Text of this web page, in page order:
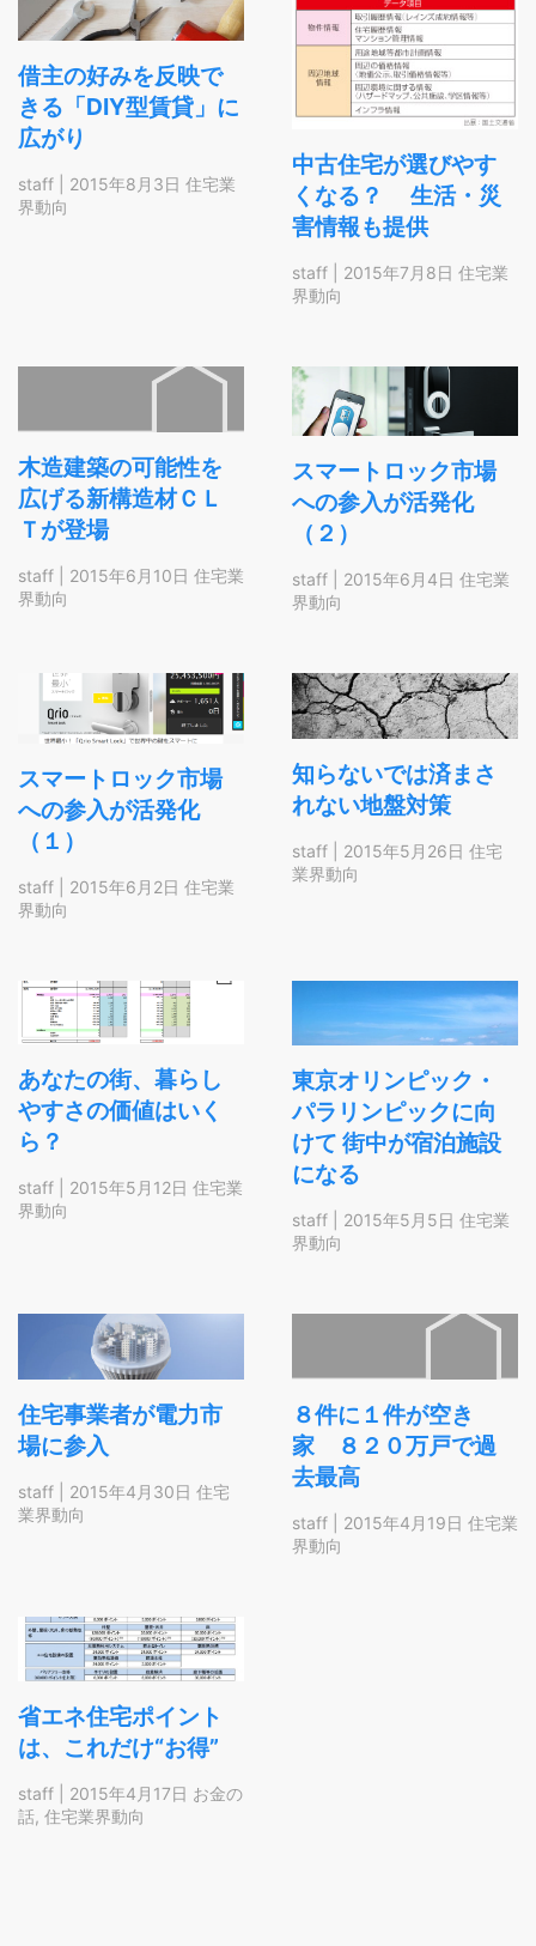
借主の好みを反映で
きる「DIY型賃貸」に
広がり
staff 2015年8月3日 住宅業
界動向
中古住宅が選びやす
くなる？ 生活・災
害情報も提供
staff 2015年7月8日 住宅業
界動向
木造建築の可能性を
広げる新構造材ＣＬ
Ｔが登場
staff 2015年6月10日 住宅業
界動向
スマートロック市場
への参入が活発化
（２）
staff 2015年6月4日 住宅業
界動向
スマートロック市場
への参入が活発化
（１）
staff 2015年6月2日 住宅業
界動向
知らないでは済まさ
れない地盤対策
staff 2015年5月26日 住宅
業界動向
あなたの街、暮らし
やすさの価値はいく
ら？
staff 2015年5月12日 住宅業
界動向
東京オリンピック・
パラリンピックに向
けて 街中が宿泊施設
になる
staff 2015年5月5日 住宅業
界動向
住宅事業者が電力市
場に参入
staff 2015年4月30日 住宅
業界動向
８件に１件が空き
家 ８２０万戸で過
去最高
staff 2015年4月19日 住宅業
界動向
省エネ住宅ポイント
は、これだけ“お得”
staff 2015年4月17日 お金の
話, 住宅業界動向